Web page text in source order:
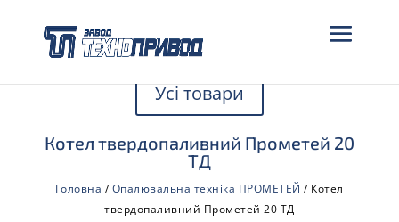
Усі товари
Котел твердопаливний Прометей 20
ТД
Головна /Опалювальна техніка ПРОМЕТЕЙ / Котел
твердопаливний Прометей 20 ТД